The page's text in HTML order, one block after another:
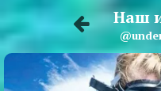
Наш